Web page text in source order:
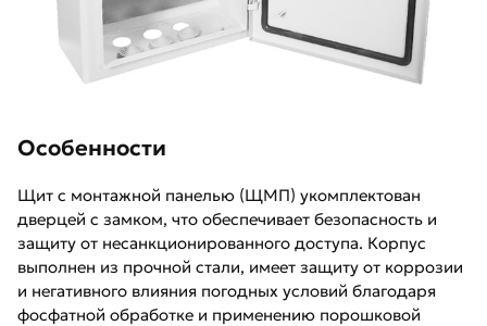
Особенности
Щит с монтажной панелью (ЩМП) укомплектован
дверцей с замком, что обеспечивает безопасность и
защиту от несанкционированного доступа. Корпус
выполнен из прочной стали, имеет защиту от коррозии
и негативного влияния погодных условий благодаря
фосфатной обработке и применению порошковой